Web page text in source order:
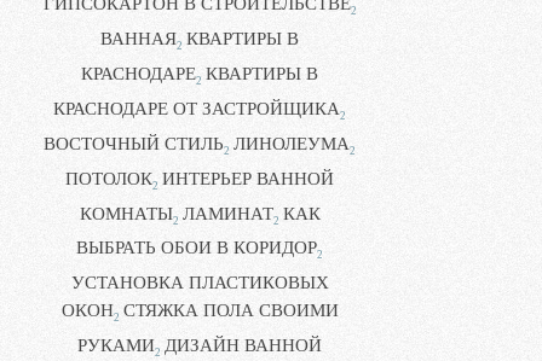
2
ВАННАЯ2 КВАРТИРЫ В
КРАСНОДАРЕ2 КВАРТИРЫ В
КРАСНОДАРЕ ОТ ЗАСТРОЙЩИКА2
ВОСТОЧНЫЙ СТИЛЬ2 ЛИНОЛЕУМА2
ПОТОЛОК2 ИНТЕРЬЕР ВАННОЙ
КОМНАТЫ2 ЛАМИНАТ2 КАК
ВЫБРАТЬ ОБОИ В КОРИДОР2
УСТАНОВКА ПЛАСТИКОВЫХ
ОКОН2 СТЯЖКА ПОЛА СВОИМИ
РУКАМИ2 ДИЗАЙН ВАННОЙ